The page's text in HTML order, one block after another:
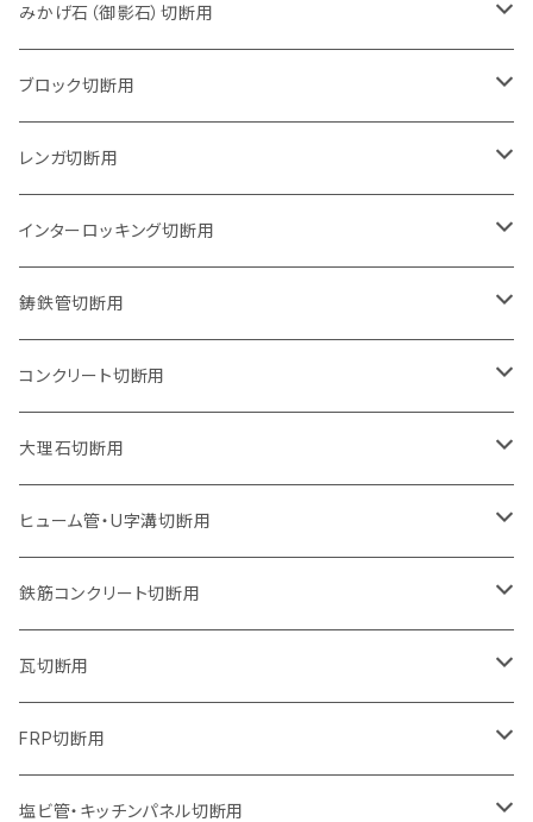
105mm（4インチ）
125mm（5インチ）
グラインダー取付用
石井超硬電動切断機 取付用
みかげ石（御影石）切断用
105mm（4インチ）
セグメントタイプ
セグメントタイプ（ビス穴付き
125mm（5インチ）
セグメントタイプ
セグメントタイプ（ビス穴付き
150mm（6インチ）
セグメントタイプ
180mm（7インチ）
セグメントタイプ
205mm（8インチ）
セグメントタイプ
230mm（9インチ）
セグメントタイプ
305mm（12インチ）
セグメント
セグメント（特殊凸凹加工チップ）
355mm（14インチ）
セグメント
セグメント（特殊凸凹加工チップ）
405mm（16インチ）
セグメントタイプ
ブロック切断用
105mm（4インチ）
セグメントタイプ
ウェーブタイプ
125mm（5インチ）
セグメントタイプ
ウェーブタイプ
150mm（6インチ）
セグメントタイプ
ウェーブタイプ
180mm（7インチ）
セグメントタイプ
ウェーブタイプ
205mm（8インチ）
セグメントタイプ
ウェーブタイプ
230mm（9インチ）
セグメントタイプ
ウェーブタイプ
255mm（10インチ）
セグメントタイプ
305mm（12インチ）
セグメント
セグメント（特殊凸凹加工チップ）
355mm（14インチ）
セグメント
レンガ切断用
105mm（4インチ）
セグメントタイプ
ウェーブタイプ
125mm（5インチ）
セグメントタイプ
ウェーブタイプ
150mm（6インチ）
セグメントタイプ
ウェーブタイプ
180mm（7インチ）
セグメントタイプ
ウェーブタイプ
205mm（8インチ）
セグメントタイプ
ウェーブタイプ
230mm（9インチ）
セグメントタイプ
ウェーブタイプ
255mm（10インチ）
セグメントタイプ
305mm（12インチ）
セグメント
355mm（14インチ）
インターロッキング切断用
105mm（4インチ）
セグメントタイプ
セグメントタイプ（ビス穴付き
125mm（5インチ）
セグメントタイプ
セグメントタイプ（ビス穴付き
150mm（6インチ）
セグメントタイプ
180mm（7インチ）
セグメントタイプ
205mm（8インチ）
セグメントタイプ
230mm（9インチ）
セグメントタイプ
255mm（10インチ）
セグメントタイプ（一般道路カッター用
305mm（12インチ）
鋳鉄管切断用
105mm（4インチ）
セグメントタイプ
セグメントタイプ（ビス穴付き
125mm（5インチ）
セグメントタイプ
セグメントタイプ（ビス穴付き
150mm（6インチ）
セグメントタイプ
180mm（7インチ）
セグメントタイプ
205mm（8インチ）
セグメントタイプ
230mm（9インチ）
セグメントタイプ
305mm（12インチ）
コンクリート切断用
105mm（4インチ）
セグメントタイプ
ウェーブタイプ
125mm（5インチ）
セグメントタイプ
ウェーブタイプ
150mm（6インチ）
セグメントタイプ
ウェーブタイプ
180mm（7インチ）
セグメントタイプ
ウェーブタイプ
205mm（8インチ）
セグメントタイプ
230mm（9インチ）
大理石切断用
125mm（5インチ）
ヒューム管・U字溝切断用
105mm（4インチ）
セグメントタイプ
125mm（5インチ）
セグメントタイプ
150mm（6インチ）
セグメントタイプ
180mm（7インチ）
鉄筋コンクリート切断用
305mm（12インチ）
セグメントタイプ
355mm（14インチ）
セグメントタイプ
405mm（16インチ）
瓦切断用
105mm（4インチ）
FRP切断用
125ｍｍ（5インチ）
塩ビ管・キッチンパネル切断用